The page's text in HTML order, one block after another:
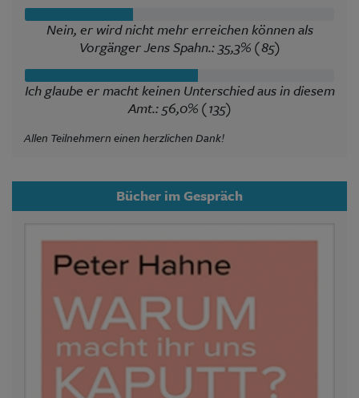
Nein, er wird nicht mehr erreichen können als
Vorgänger Jens Spahn.: 35,3% (85)
Ich glaube er macht keinen Unterschied aus in diesem
Amt.: 56,0% (135)
Allen Teilnehmern einen herzlichen Dank!
Bücher im Gespräch